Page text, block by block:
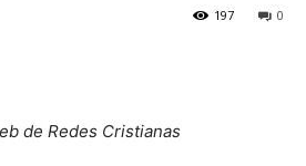
0
197
de Redes Cristianas